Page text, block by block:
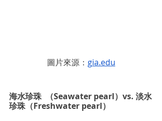
圖片來源： gia.edu
海水珍珠  （Seawater pearl）vs. 淡水
珍珠（Freshwater pearl）